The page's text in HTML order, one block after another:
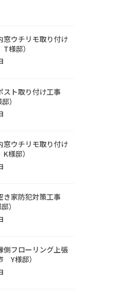
窓ウチリモ取り付け
様邸）
スト取り付け工事
）
窓ウチリモ取り付け
様邸）
き家防犯対策工事
）
側フローリング上張
Y様邸）